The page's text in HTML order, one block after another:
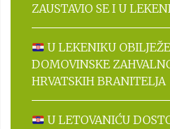
ZAUSTAVIO SE I U
U LEKENIKU
DOMOVINSKE
HRVATSKIH BRANITELJA
U LETOVANIĆU